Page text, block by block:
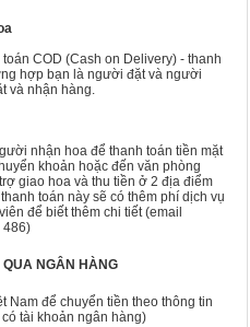
COD (Cash on Delivery) - thanh
hợp bạn là người đặt và người
và nhận hàng.
nhận hoa để thanh toán tiền mặt
khoản hoặc đến văn phòng
giao hoa và thu tiền ở 2 địa điểm
toán này sẽ có thêm phí dịch vụ
để biết thêm chi tiết (email
486)
NGÂN HÀNG
Nam để chuyển tiền theo thông tin
tài khoản ngân hàng)